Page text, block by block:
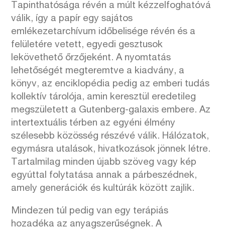
Tapinthatósága révén a múlt kézzelfoghatóvá
válik, így a papír egy sajátos
emlékezetarchívum időbelisége révén és a
felületére vetett, egyedi gesztusok
lekövethető őrzőjeként. A nyomtatás
lehetőségét megteremtve a kiadvány, a
könyv, az enciklopédia pedig az emberi tudás
kollektív tárolója, amin keresztül eredetileg
megszületett a Gutenberg-galaxis embere. Az
intertextuális térben az egyéni élmény
szélesebb közösség részévé válik. Hálózatok,
egymásra utalások, hivatkozások jönnek létre.
Tartalmilag minden újabb szöveg vagy kép
egyúttal folytatása annak a párbeszédnek,
amely generációk és kultúrák között zajlik.
Mindezen túl pedig van egy terápiás
hozadéka az anyagszerűségnek. A